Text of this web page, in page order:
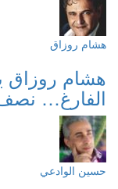
هشام روزاق
هشام
الفارغ…
حسين الوادعي